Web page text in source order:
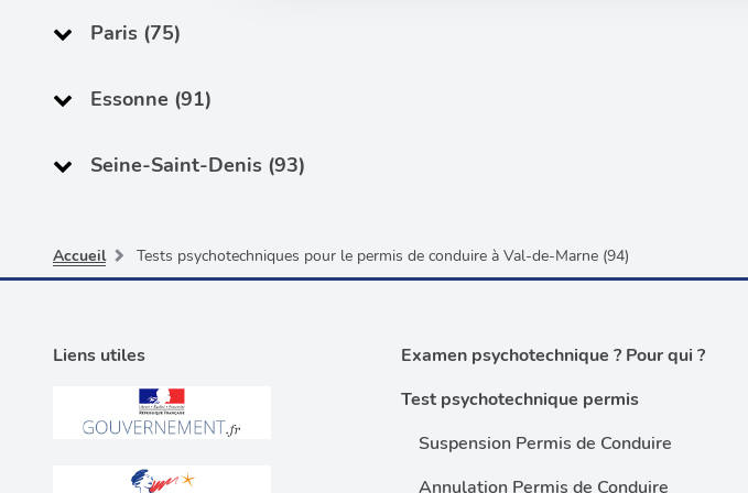
Paris (75)
Essonne (91)
Seine-Saint-Denis (93)
Accueil Tests psychotechniques pour le permis de conduire à Val-de-Marne (94)
Liens utiles
Examen psychotechnique ? Pour qui ?
Test psychotechnique permis
Suspension Permis de Conduire
Annulation Permis de Conduire